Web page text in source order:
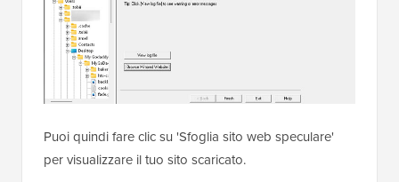
Puoi quindi fare clic su 'Sfoglia sito web speculare'
per visualizzare il tuo sito scaricato.